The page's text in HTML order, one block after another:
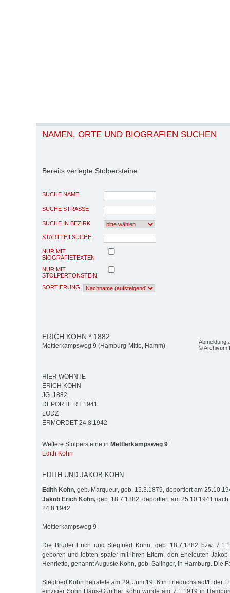
NAMEN, ORTE UND BIOGRAFIEN SUCHEN
Bereits verlegte Stolpersteine
SUCHE NAME
SUCHE STRASSE
SUCHE IN BEZIRK
STADTTEILSUCHE
NUR MIT
BIOGRAFIETEXTEN
NUR MIT
STOLPERTONSTEIN
SORTIERUNG
Abmeldung
© Archivum
ERICH KOHN * 1882
Mettlerkampsweg 9 (Hamburg-Mitte, Hamm)
HIER WOHNTE
ERICH KOHN
JG. 1882
DEPORTIERT 1941
LODZ
ERMORDET 24.8.1942
Weitere Stolpersteine in Mettlerkampsweg 9:
Edith Kohn
EDITH UND JAKOB KOHN
Edith Kohn, geb. Marqueur, geb. 15.3.1879, deportiert am
Jakob Erich Kohn, geb. 18.7.1882, deportiert am 25.10.1941
24.8.1942
Mettlerkampsweg 9
Die Brüder Erich und Siegfried Kohn, geb. 18.7.1882 bzw.
geboren und lebten später mit ihren Eltern, den Eheleuten
Henriette, genannt Auguste Kohn, geb. Salinger, in Hamburg. Die
Siegfried Kohn heiratete am 29. Juni 1916 in Friedrichstadt/Eider
einziger Sohn Hans-Günther Kohn wurde am 7.1.1919 in